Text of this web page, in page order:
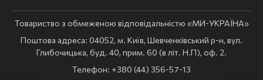
Товариство з обмеженою відповідальністю «МИ-УКРАЇНА»
Поштова адреса: 04052, м. Київ, Шевченківський р-н, вул.
Глибочицька, буд. 40, прим. 60 (в літ. Н.П), оф. 2.
Телефон: +380 (44) 356-57-13